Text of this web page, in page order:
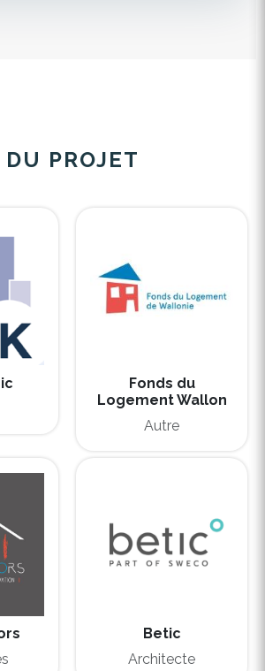
PROJET
Fonds du
Logement Wallon
Autre
Betic
Architecte